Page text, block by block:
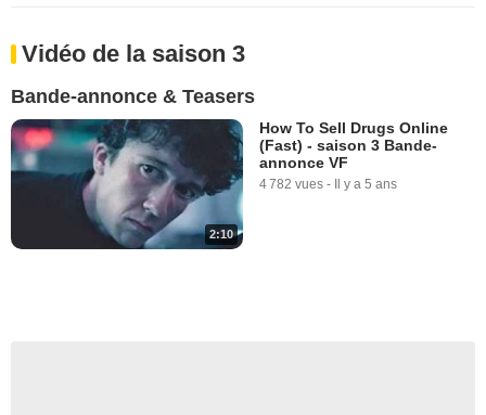
Vidéo de la saison 3
Bande-annonce & Teasers
2:10
How To Sell Drugs Online
(Fast) - saison 3 Bande-
annonce VF
4 782 vues - Il y a 5 ans